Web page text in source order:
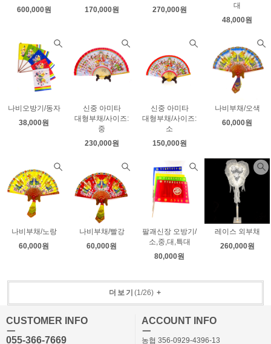
600,000원
170,000원
270,000원
대
48,000원
나비오방기/동자
38,000원
신중 아미타
대형부채/사이즈:
중
230,000원
신중 아미타
대형부채/사이즈:
소
150,000원
나비부채/오색
60,000원
나비부채/노랑
60,000원
나비부채/빨강
60,000원
팔괘신장 오방기/
소,중,대,특대
80,000원
레이스 외부채
260,000원
더보기 (1 /26) +
CUSTOMER INFO
ㅡ
055-366-7669
ACCOUNT INFO
ㅡ
농협 356-0929-4396-13